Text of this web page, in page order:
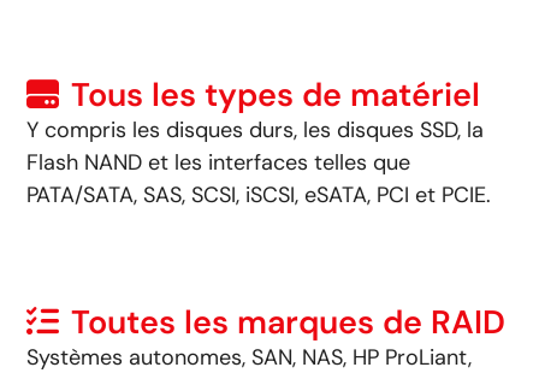
Tous les types de matériel
Y compris les disques durs, les disques SSD, la
Flash NAND et les interfaces telles que
PATA/SATA, SAS, SCSI, iSCSI, eSATA, PCI et PCIE.
Toutes les marques de RAID
Systèmes autonomes, SAN, NAS, HP ProLiant,